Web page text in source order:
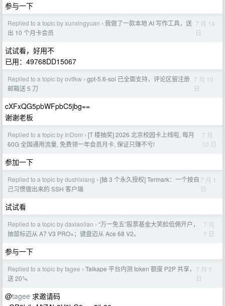
参与一下
Replied to a topic by xunxingyuan › 我做了一款本地 AI 写作工具，送
出 10 个月卡会员
7 月 14
日
试试看，好用不
已用：49768DD15067
Replied to a topic by ovtfkw › gpt-5.6-sol 已全面支持，评论区留注册
邮箱送 5 刀
7 月 10
日
cXFxQG5pbWFpbC5jbg==
谢谢老板
Replied to a topic by InDom › [T 楼抽奖] 2026 北京校园卡上线啦, 每月
60G 全国通用流量, 免费领一年会员月卡, 保证只赚不亏!
7 月
10 日
参加一下
Replied to a topic by dushixiang › [抽 3 个永久授权] Termark：一个按自
己习惯做出来的 SSH 客户端
7 月 1
日
试试看
Replied to a topic by daxiaolian › “万一免五”股票基金大笑脸低佣开户，
抽鼠标迈从 A7 V3 PRO+；键盘迈从 Ace 68 V2。
7 月
1 日
参与一下
Replied to a topic by tagee › Talkape 平台内测 token 额度 P2P 共享，
送 20🔪
7 月 1
日
@tagee 求邀请码